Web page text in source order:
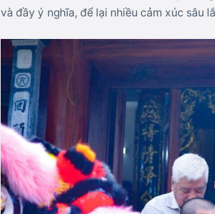
và đầy ý nghĩa, để lại nhiều cảm xúc sâu